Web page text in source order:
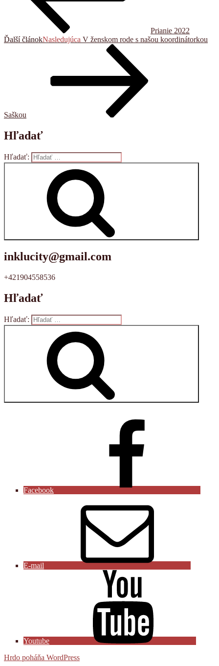
Prianie 2022
Ďalší článokNasledujúca V ženskom rode s našou koordinátorkou
Saškou
Hľadať
Hľadať:
inklucity@gmail.com
+421904558536
Hľadať
Hľadať:
Facebook
E-mail
Youtube
Hrdo poháňa WordPress